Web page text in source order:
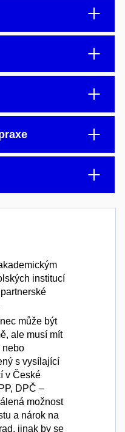
institucí
může být
ale musí mít
nebo
s vysílající
v České
DPČ –
možnost
a nárok na
jinak by se